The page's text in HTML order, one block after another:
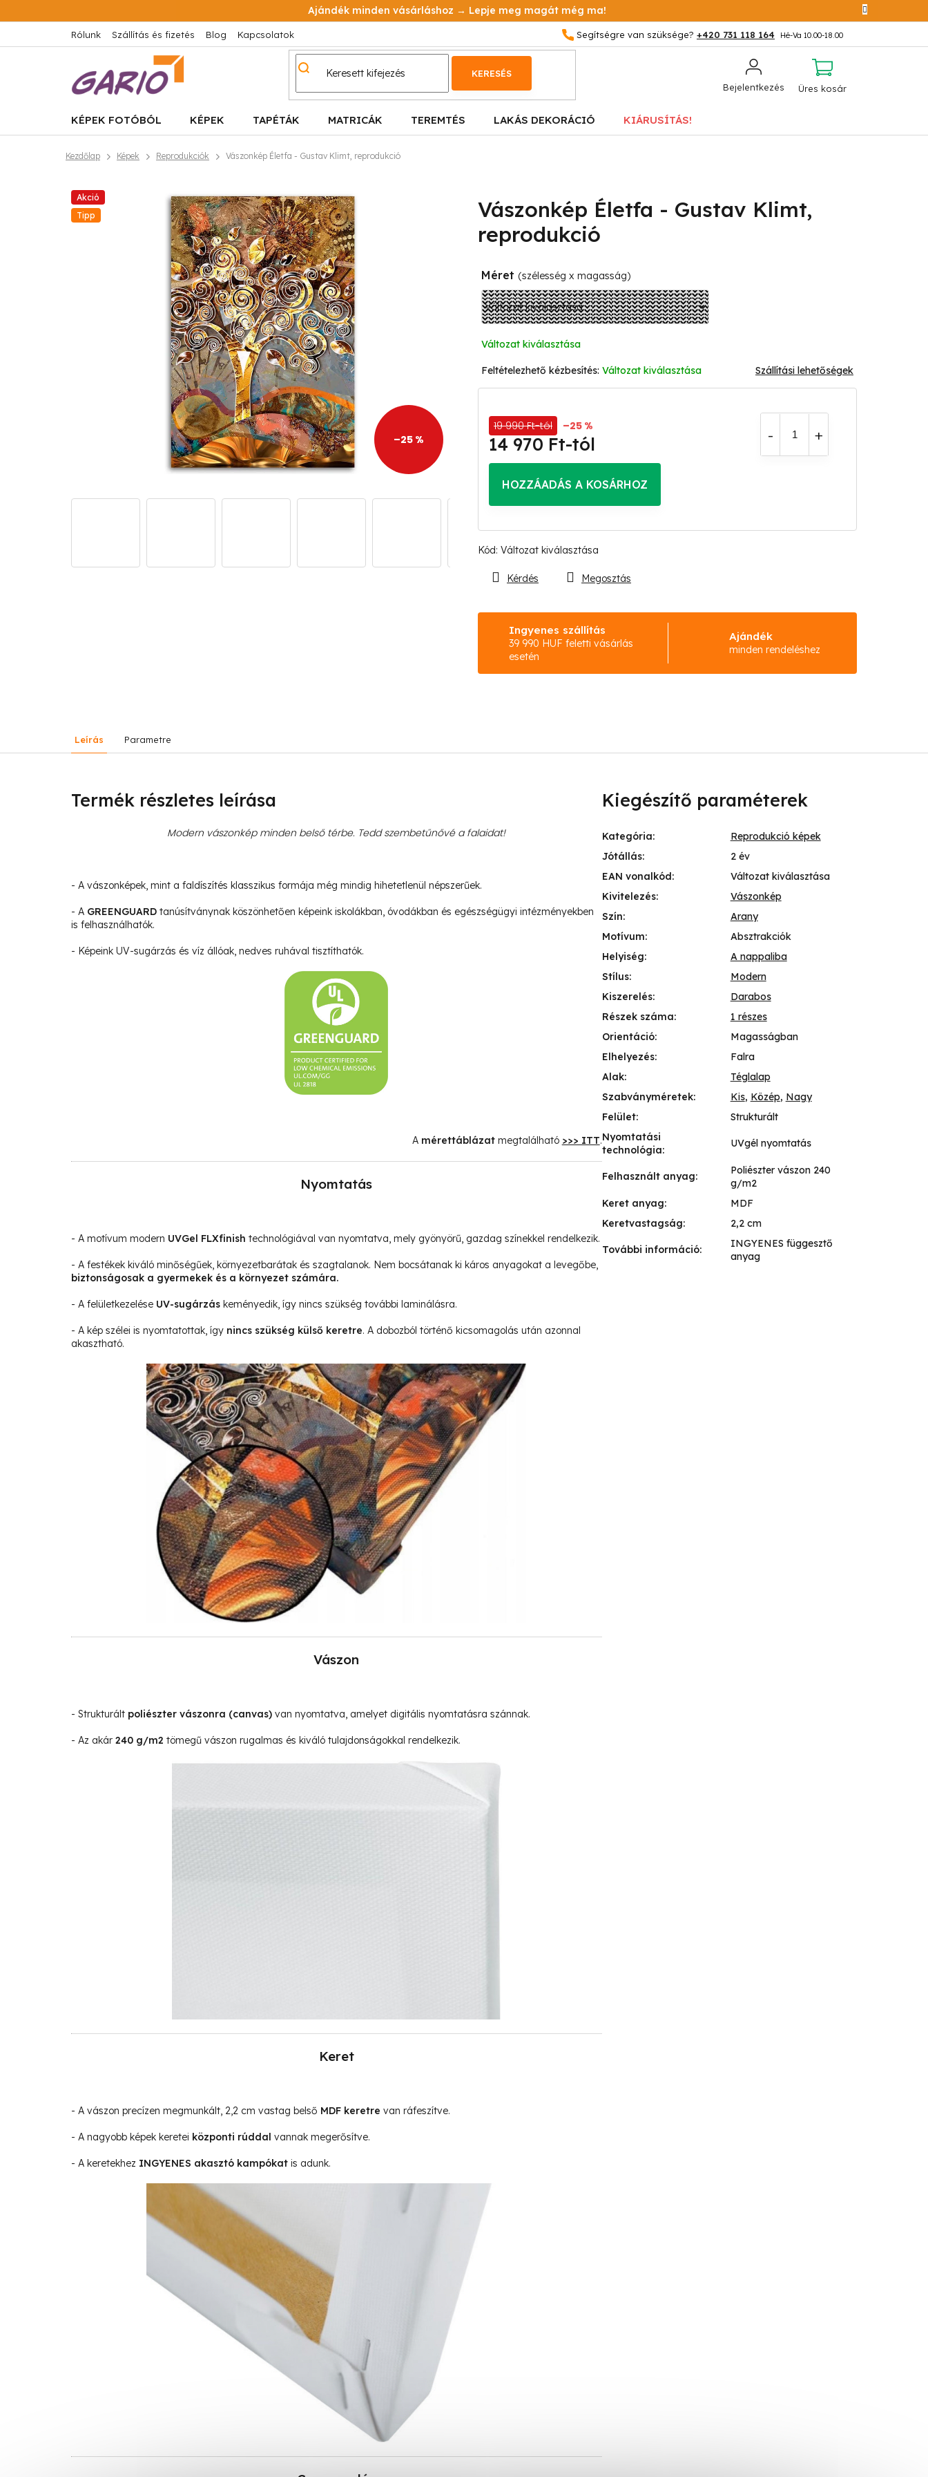
a
tartalomhoz
Ajándék minden vásárláshoz → Lepje meg magát még ma!
+420 731 118 164
Rólunk Szállítás és fizetés Blog Kapcsolatok
Bejelentkezés
KERESÉS
KOSÁR
Üres kosár
KÉPEK FOTÓBÓL KÉPEK TAPÉTÁK MATRICÁK TEREMTÉS LAKÁS DEKORÁCIÓ KIÁRUSÍTÁS!
Kezdőlap Képek Reprodukciók Vászonkép Életfa - Gustav Klimt, reprodukció
Akció
Tipp
–25 %
Vászonkép Életfa - Gustav Klimt,
reprodukció
Kód: Változat kiválasztása
Méret (szélesség x magasság)
Változat kiválasztása
Változat kiválasztása Szállítási lehetőségek
19 990 Ft-tól –25 %
14 970 Ft-tól
HOZZÁADÁS A KOSÁRHOZ
Ingyenes szállítás
39 990 HUF feletti vásárlás
esetén
Ajándék
minden rendeléshez
Kérdés Megosztás
Leírás Parametre
Termék részletes leírása
Modern vászonkép minden belső térbe. Tedd szembetűnővé a falaidat!
- A vászonképek, mint a faldíszítés klasszikus formája még mindig hihetetlenül népszerűek.
- A GREENGUARD tanúsítványnak köszönhetően képeink iskolákban, óvodákban és egészségügyi intézményekben
is felhasználhatók.
- Képeink UV-sugárzás és víz állóak, nedves ruhával tisztíthatók.
A mérettáblázat megtalálható >>> ITT.
Nyomtatás
- A motívum modern UVGel FLXfinish technológiával van nyomtatva, mely gyönyörű, gazdag színekkel rendelkezik.
- A festékek kiváló minőségűek, környezetbarátak és szagtalanok. Nem bocsátanak ki káros anyagokat a levegőbe,
biztonságosak a gyermekek és a környezet számára.
- A felületkezelése UV-sugárzás keményedik, így nincs szükség további laminálásra.
- A kép szélei is nyomtatottak, így nincs szükség külső keretre. A dobozból történő kicsomagolás után azonnal
akasztható.
Vászon
- Strukturált poliészter vászonra (canvas) van nyomtatva, amelyet digitális nyomtatásra szánnak.
- Az akár 240 g/m2 tömegű vászon rugalmas és kiváló tulajdonságokkal rendelkezik.
Keret
- A vászon precízen megmunkált, 2,2 cm vastag belső MDF keretre van ráfeszítve.
- A nagyobb képek keretei központi rúddal vannak megerősítve.
- A keretekhez INGYENES akasztó kampókat is adunk.
Kiegészítő paraméterek
Kategória:
Reprodukció képek
Jótállás:
2 év
EAN vonalkód:
Változat kiválasztása
Kivitelezés:
Vászonkép
Szín:
Arany
Motívum:
Absztrakciók
Helyiség:
A nappaliba
Stílus:
Modern
Kiszerelés:
Darabos
Részek száma:
1 részes
Orientáció:
Magasságban
Elhelyezés:
Falra
Alak:
Téglalap
Szabványméretek: Kis, Közép, Nagy
Felület:
Strukturált
Nyomtatási
technológia:
UVgél nyomtatás
Felhasznált anyag:
Poliészter vászon 240
g/m2
Keret anyag:
MDF
Keretvastagság: 2,2 cm
További információ:
INGYENES függesztő
anyag